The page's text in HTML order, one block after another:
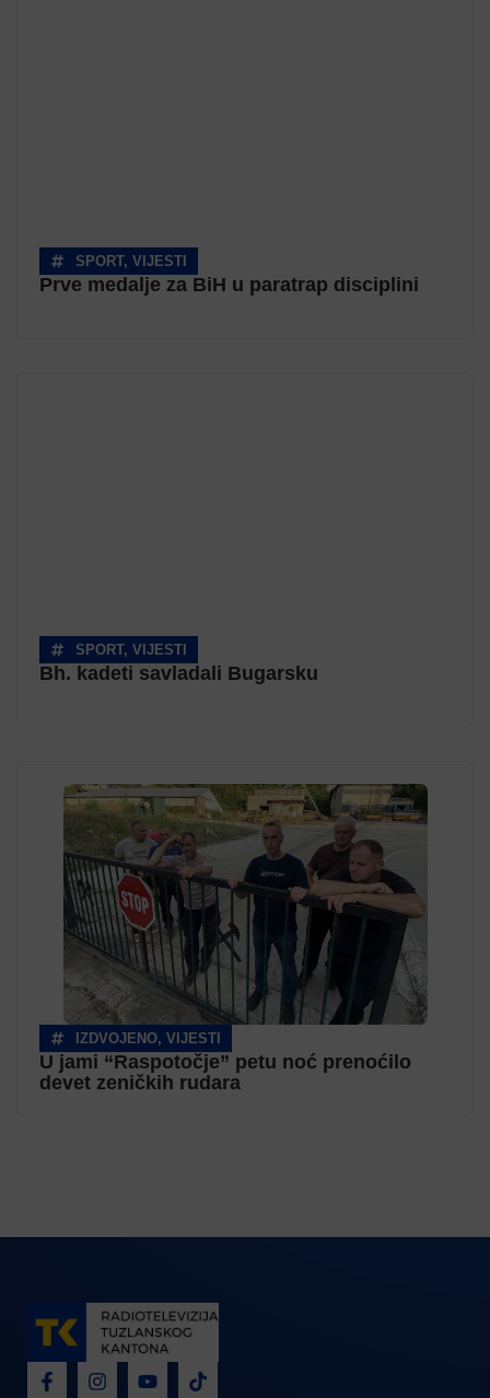
SPORT, VIJESTI
Prve medalje za BiH u paratrap disciplini
SPORT, VIJESTI
Bh. kadeti savladali Bugarsku
IZDVOJENO, VIJESTI
U jami “Raspotočje” petu noć prenoćilo
devet zeničkih rudara